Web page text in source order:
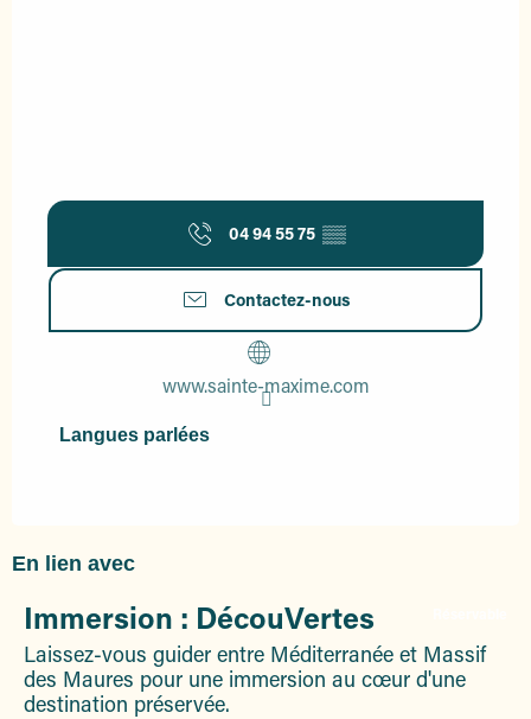
04 94 55 75 ▒▒
Contactez-nous
www.sainte-maxime.com
Langues parlées
Langues parlées
En lien avec
Immersion : DécouVertes
Laissez-vous guider entre Méditerranée et Massif
des Maures pour une immersion au cœur d'une
destination préservée.